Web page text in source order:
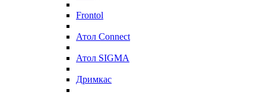
Frontol
Атол Connect
Атол SIGMA
Дримкас